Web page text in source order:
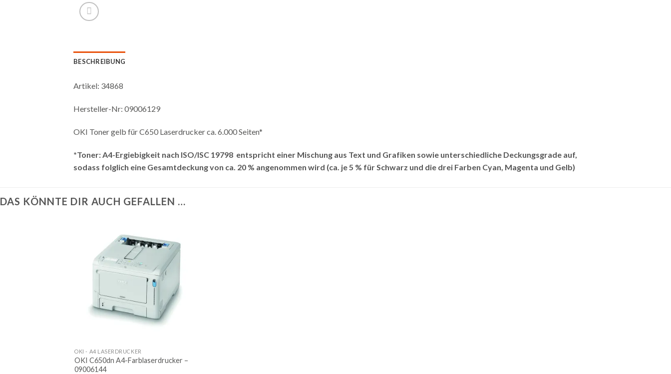
BESCHREIBUNG
Artikel: 34868
Hersteller-Nr: 09006129
OKI Toner gelb für C650 Laserdrucker ca. 6.000 Seiten*
*Toner: A4-Ergiebigkeit nach ISO/ISC 19798 entspricht einer Mischung aus Text und Grafiken sowie unterschiedliche Deckungsgrade auf,
sodass folglich eine Gesamtdeckung von ca. 20 % angenommen wird (ca. je 5 % für Schwarz und die drei Farben Cyan, Magenta und Gelb)
DAS KÖNNTE DIR AUCH GEFALLEN …
Merkliste
OKI - A4 LASERDRUCKER
OKI C650dn A4-Farblaserdrucker –
09006144